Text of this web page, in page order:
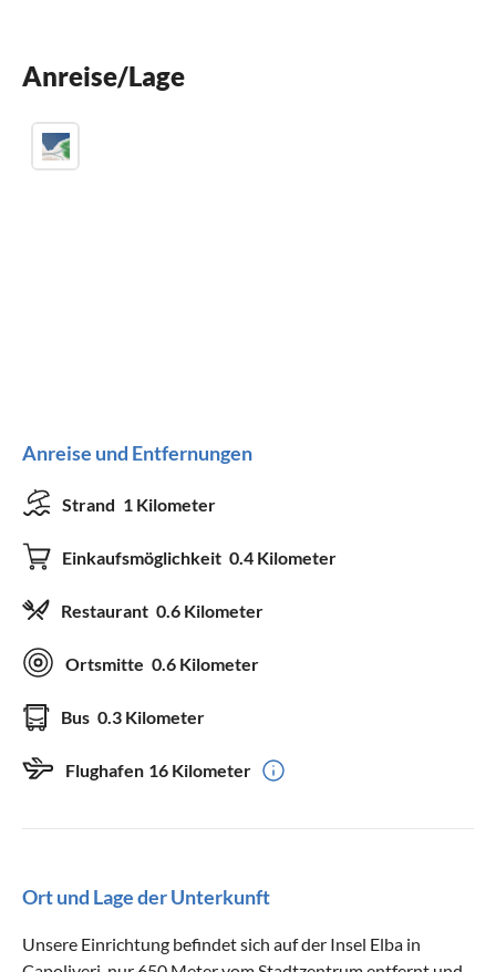
Kinderbett
Anreise/Lage
Anreise und Entfernungen
Strand 1 Kilometer
Einkaufsmöglichkeit 0.4 Kilometer
Restaurant 0.6 Kilometer
Ortsmitte 0.6 Kilometer
Bus 0.3 Kilometer
Flughafen 16 Kilometer
Ort und Lage der Unterkunft
Unsere Einrichtung befindet sich auf der Insel Elba in